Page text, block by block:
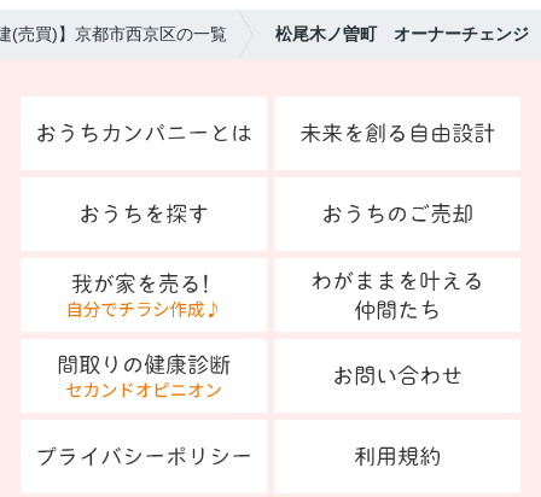
(売買)】京都市西京区の一覧 松尾木ノ曽町 オーナーチェンジ